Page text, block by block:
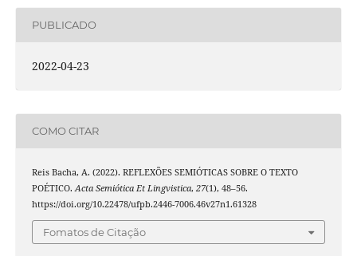
PUBLICADO
2022-04-23
COMO CITAR
Reis Bacha, A. (2022). REFLEXÕES SEMIÓTICAS SOBRE O TEXTO
POÉTICO. Acta Semiótica Et Lingvistica, 27(1), 48–56.
https://doi.org/10.22478/ufpb.2446-7006.46v27n1.61328
Fomatos de Citação